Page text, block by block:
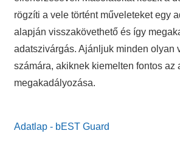
rögzíti a vele történt műveleteket egy
alapján visszakövethető és így
adatszivárgás. Ajánljuk minden olyan
számára, akiknek kiemelten fontos az
megakadályozása.
Adatlap - bEST Guard